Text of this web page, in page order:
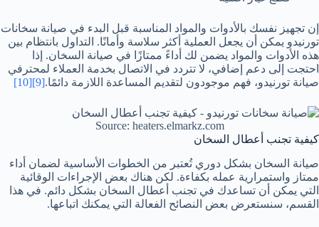
إن تجهيز نفسك بالأدوات والمواد المناسبة قبل البدء في صيانة سخانات
تورنيدو يمكن أن يجعل العملية أكثر سلاسة وأمانًا. التداول بانتظام بين
هذه الأدوات والمواد يضمن لك أداءً ممتازًا في صيانة السخان. إذا
احتجت إلى دعم إضافي، لا تتردد في الاتصال بخدمة العملاء لمحترفي
صيانة تورنيدو، فهم موجودون لتقديم المساعدة اللازمة دائمًا.[9]
[10]
Source: heaters.elmarkz.com
كيفية تجنب أعطال السخان
صيانة السخان بشكل دوري تُعتبر من الخطوات الأساسية لضمان أداء
ممتاز واستمرارية عمله بكفاءة. لكن هناك بعض الإجراءات الوقائية
التي يمكن أن تساعدك في تجنب أعطال السخان بشكل دائم. في هذا
القسم، سنستعرض بعض النصائح الفعالة التي يمكنك اتباعها.